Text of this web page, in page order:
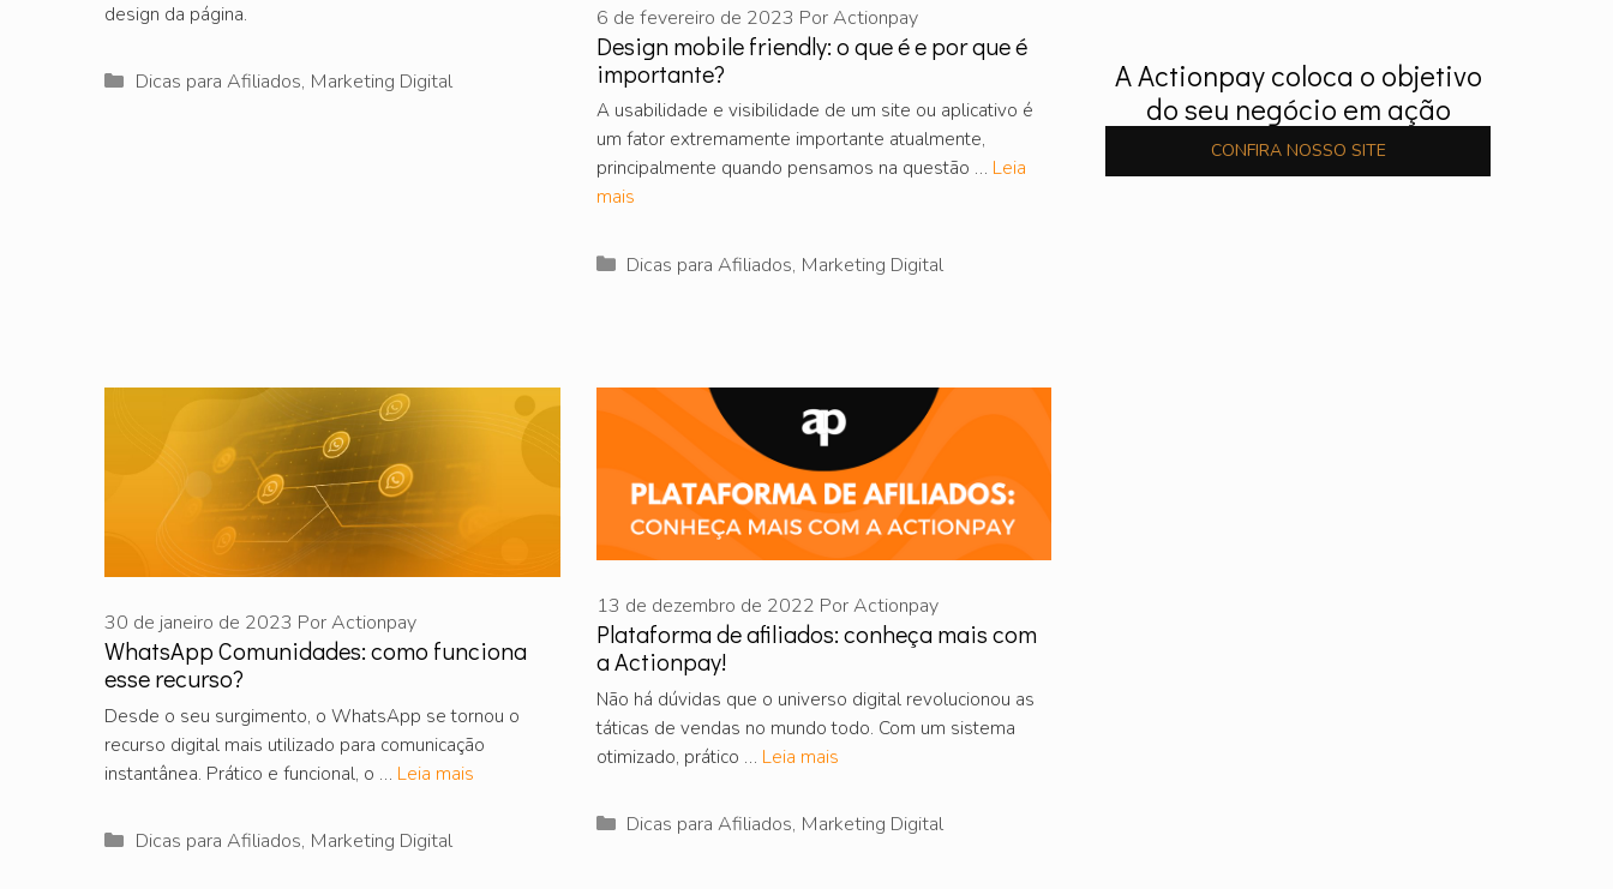
design da página.
Categorias
Dicas para Afiliados, Marketing Digital
Design mobile friendly: o que é e por que é
importante?
6 de fevereiro de 2023 PorActionpay
A usabilidade e visibilidade de um site ou aplicativo é
um fator extremamente importante atualmente,
principalmente quando pensamos na questão … Leia
mais
Categorias
Dicas para Afiliados, Marketing Digital
WhatsApp Comunidades: como funciona
esse recurso?
30 de janeiro de 2023 PorActionpay
Desde o seu surgimento, o WhatsApp se tornou o
recurso digital mais utilizado para comunicação
instantânea. Prático e funcional, o … Leia mais
Categorias
Dicas para Afiliados, Marketing Digital
Plataforma de afiliados: conheça mais com
a Actionpay!
13 de dezembro de 2022 PorActionpay
Não há dúvidas que o universo digital revolucionou as
táticas de vendas no mundo todo. Com um sistema
otimizado, prático … Leia mais
Categorias
Dicas para Afiliados, Marketing Digital
A Actionpay coloca o objetivo
do seu negócio em ação
CONFIRA NOSSO SITE